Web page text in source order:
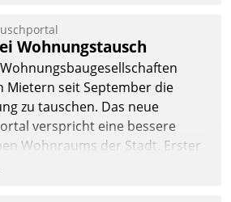
Wohnungstausch
Mietern seit September die
zu tauschen. Das neue
verspricht eine bessere
Wohnraums der Stadt. Erster
Lösung API-Hub mit